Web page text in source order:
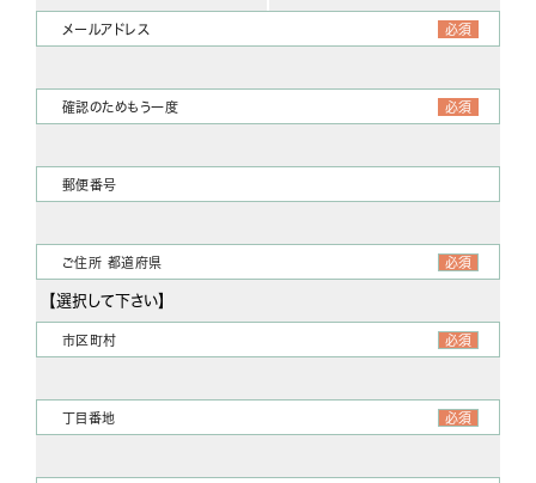
メールアドレス 必須
確認のためもう一度 必須
郵便番号
ご住所 都道府県 必須
市区町村 必須
丁目番地 必須